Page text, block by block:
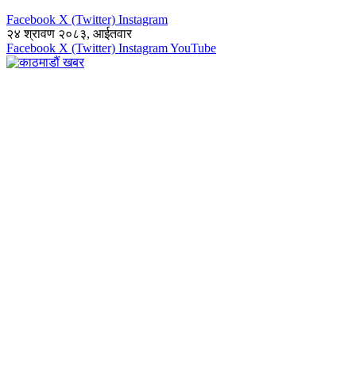
Facebook X (Twitter) Instagram
२४ श्रावण २०८३, आईतवार
Facebook X (Twitter) InstagramYouTube